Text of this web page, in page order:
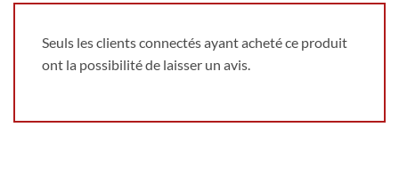
Seuls les clients connectés ayant acheté ce produit
ont la possibilité de laisser un avis.